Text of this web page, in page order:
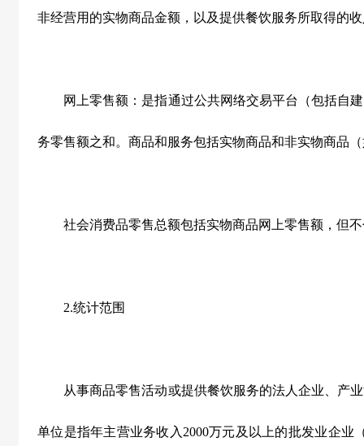
非经营用的实物商品金额，以及提供餐饮服务所取得的
网上零售额：是指通过公共网络交易平台（包括自建
务零售额之和。商品和服务包括实物商品和非实物商品
社会消费品零售总额包括实物商品网上零售额，但不
2.统计范围
从事商品零售活动或提供餐饮服务的法人企业、产业
单位是指年主营业务收入 2000万元及以上的批发业企业